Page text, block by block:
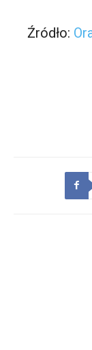
Źródło: